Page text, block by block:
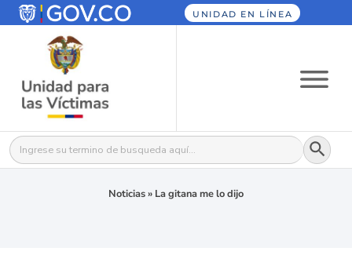
UNIDAD EN LÍNEA
Buscar: Botón
Noticias» La gitana me lo dijo